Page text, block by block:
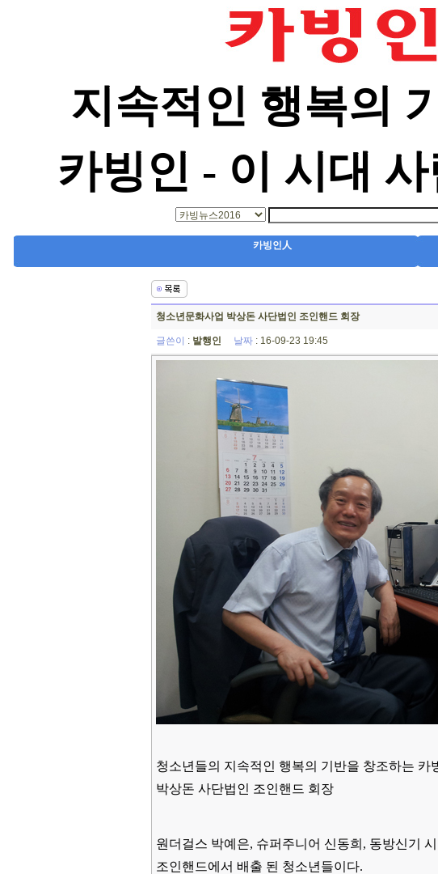
지속적인 행복의
카빙인 - 이 시대
카빙인人
청소년문화사업 박상돈 사단법인 조인핸드 회장
글쓴이 : 발행인 날짜 : 16-09-23 19:45
청소년들의 지속적인 행복의 기반을 창조하는 카
박상돈 사단법인 조인핸드 회장
원더걸스 박예은, 슈퍼주니어 신동희, 동방신기
조인핸드에서 배출 된 청소년들이다.